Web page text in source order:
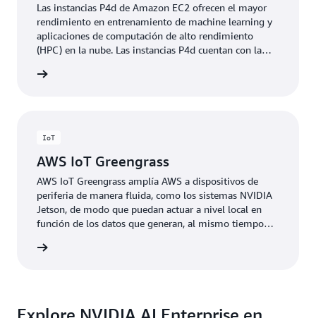
Las instancias P4d de Amazon EC2 ofrecen el mayor
rendimiento en entrenamiento de machine learning y
aplicaciones de computación de alto rendimiento
(HPC) en la nube. Las instancias P4d cuentan con la
NVIDIA y brindan un rendimiento y redes de baja
IoT
AWS IoT Greengrass
AWS IoT Greengrass amplía AWS a dispositivos de
periferia de manera fluida, como los sistemas NVIDIA
Jetson, de modo que puedan actuar a nivel local en
función de los datos que generan, al mismo tiempo
análisis y almacenamiento duradero. AWS IoT